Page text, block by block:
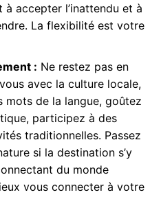
à accepter l’inattendu et à
La flexibilité est votre
: Ne restez pas en
avec la culture locale,
mots de la langue, goûtez
participez à des
traditionnelles. Passez
si la destination s’y
du monde
vous connecter à votre